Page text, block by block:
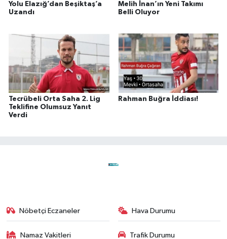
Yolu Elazığ’dan Beşiktaş’a
Uzandı
Melih İnan’ın Yeni Takımı
Belli Oluyor
Tecrübeli Orta Saha 2. Lig
Teklifine Olumsuz Yanıt
Verdi
Rahman Buğra İddiası!
Nöbetçi Eczaneler Hava Durumu
Namaz Vakitleri Trafik Durumu